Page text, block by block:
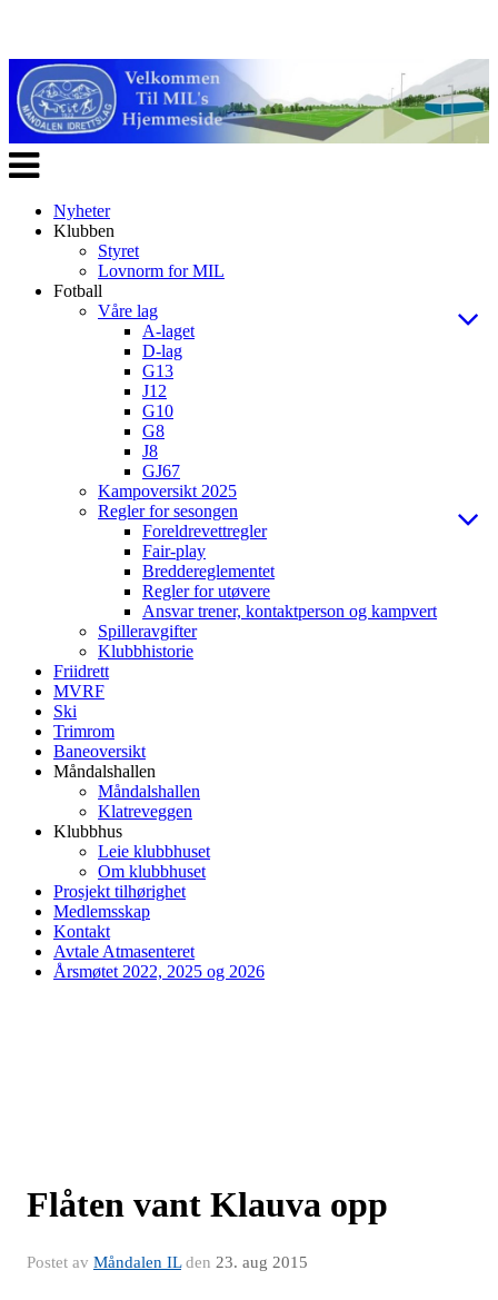
Veksle
navigasjon
Nyheter
Klubben
Styret
Lovnorm for MIL
Fotball
Våre lag
A-laget
D-lag
G13
J12
G10
G8
J8
GJ67
Kampoversikt 2025
Regler for sesongen
Foreldrevettregler
Fair-play
Breddereglementet
Regler for utøvere
Ansvar trener, kontaktperson og kampvert
Spilleravgifter
Klubbhistorie
Friidrett
MVRF
Ski
Trimrom
Baneoversikt
Måndalshallen
Måndalshallen
Klatreveggen
Klubbhus
Leie klubbhuset
Om klubbhuset
Prosjekt tilhørighet
Medlemsskap
Kontakt
Avtale Atmasenteret
Årsmøtet 2022, 2025 og 2026
Flåten vant Klauva opp
Postet av Måndalen ILden 23. aug 2015